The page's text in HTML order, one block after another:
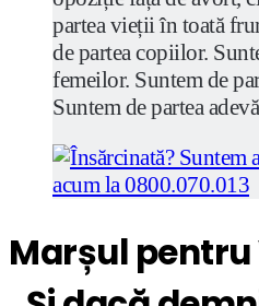
partea vieții în toată
de partea copiilor.
femeilor. Suntem de
Suntem de partea
Marșul pentru